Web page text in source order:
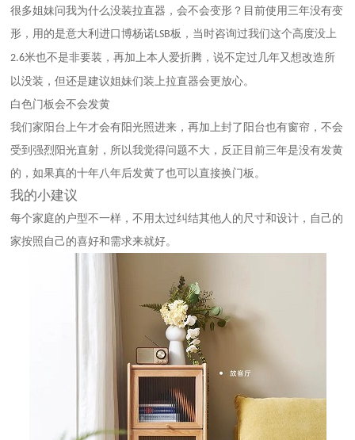
很多姐妹问我为什么没装拉直器，会不会变形？目前使用三年没有变
形，用的是意大利进口博杨诺LSB板，当时咨询过我们这个高度没上
2.6米也不是非要装，再加上本人爱折腾，说不定过几年又想改造所
以没装，但还是建议姐妹们装上拉直器会更放心。
白色门板会不会发黄
我们家阳台上午才会有阳光照进来，再加上封了阳台也有窗帘，不会
受到强烈阳光直射，所以我觉得问题不大，反正目前三年是没有发黄
的，如果真的十年八年后发黄了也可以直接换门板。
我的小建议
每个家庭的户型不一样，不用太过纠结其他人的尺寸和设计，自己的
家按照自己的喜好和需求来就好。